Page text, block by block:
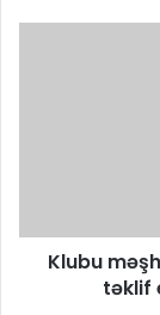
Klubu
təklif